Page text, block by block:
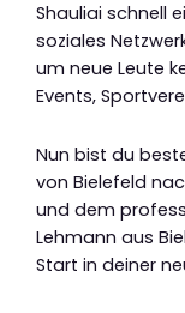
Shauliai schnell
soziales
um neue Leute
Events,
Nun bist du
von Bielefeld
und dem
Lehmann aus
Start in deiner